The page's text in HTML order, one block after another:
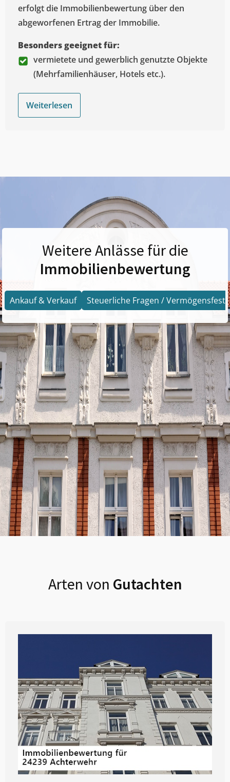
erfolgt die Immobilienbewertung über den
abgeworfenen Ertrag der Immobilie.
Besonders geeignet für:
vermietete und gewerblich genutzte Objekte
(Mehrfamilienhäuser, Hotels etc.).
Weiterlesen
Weitere Anlässe für die
Immobilienbewertung
Ankauf & Verkauf Steuerliche Fragen /
Arten von Gutachten